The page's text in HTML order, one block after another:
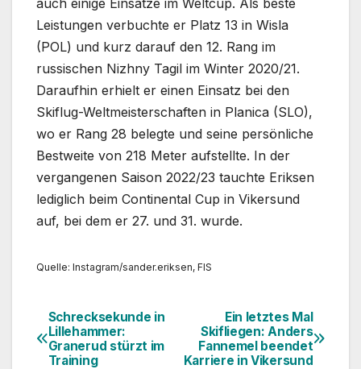
Leistungen verbuchte er Platz 13 in Wisla
(POL) und kurz darauf den 12. Rang im
russischen Nizhny Tagil im Winter 2020/21.
Daraufhin erhielt er einen Einsatz bei den
Skiflug-Weltmeisterschaften in Planica (SLO),
wo er Rang 28 belegte und seine persönliche
Bestweite von 218 Meter aufstellte. In der
vergangenen Saison 2022/23 tauchte Eriksen
lediglich beim Continental Cup in Vikersund
auf, bei dem er 27. und 31. wurde.
Quelle: Instagram/sander.eriksen, FIS
BeitragsnavigationEin letztes Mal
Skifliegen: Anders
Fannemel beendet
Karriere in Vikersund
Schrecksekunde in
Lillehammer:
Granerud stürzt im
Training